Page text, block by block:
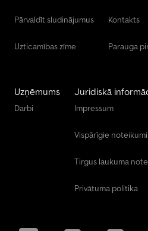
Pārvaldīt sludinājumus
Uzticamības zīme
Kontakts
Parauga
Uzņēmums
Darbi
Juridiskā
Impressum
Vispārīgie noteikumi
Tirgus laukuma
Privātuma politika